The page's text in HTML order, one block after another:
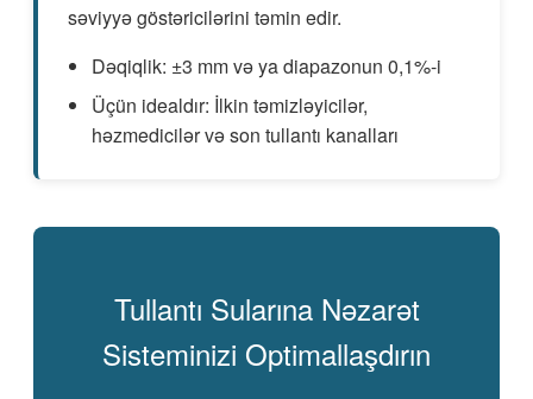
səviyyə göstəricilərini təmin edir.
Dəqiqlik: ±3 mm və ya diapazonun 0,1%-i
Üçün idealdır: İlkin təmizləyicilər,
həzmedicilər və son tullantı kanalları
Tullantı Sularına Nəzarət
Sisteminizi Optimallaşdırın